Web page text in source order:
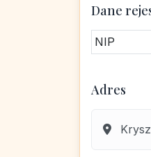
Dane
NIP
Adres